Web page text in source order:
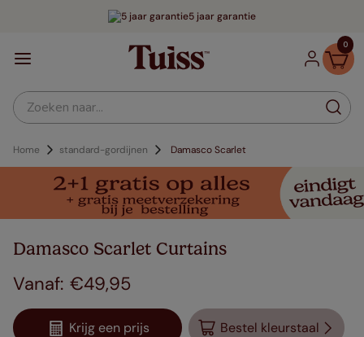
5 jaar garantie
0
Zoeken naar...
Home standard-gordijnen Damasco Scarlet
Damasco Scarlet Curtains
€49,95
Krijg een prijs Bestel kleurstaal